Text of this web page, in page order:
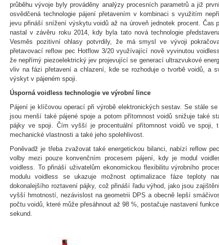
průběhu vývoje byly prováděny analýzy procesních parametrů a již
osvědčená technologie pájení přetavením v kombinaci s využitím
jevu přináší snížení výskytu voidů až na úroveň jednotek procent. Čas
nastal v závěru roku 2014, kdy byla tato nová technologie
Vesměs pozitivní ohlasy potvrdily, že má smysl ve vývoji
přetavovací reflow pec Hotflow 3/20 využívající nově vyvinutou
že nepřímý piezoelektrický jev projevující se generací ultrazvukové
vliv na fázi přetavení a chlazení, kde se rozhoduje o tvorbě voidů, a
výskyt v pájeném spoji.
Úsporná voidless technologie ve výrobní lince
Pájení je klíčovou operací při výrobě elektronických sestav. Se stále
jsou menší také pájené spoje a potom přítomnost voidů snižuje také
pájky ve spoji. Čím vyšší je procentuální přítomnost voidů ve spoji,
mechanické vlastnosti a také jeho spolehlivost.
Poněvadž je třeba zvažovat také energetickou bilanci, nabízí reflow
volby mezi pouze konvenčním procesem pájení, kdy je modul
voidless. To přináší uživatelům ekonomickou flexibilitu výrobního
modulu voidless se ukazuje možnost optimalizace fáze teploty
dokonalejšího roztavení pájky, což přináší řadu výhod, jako jsou
vyšší hmotností, nezávislost na geometrii DPS a obecně lepší
počtu voidů, které může přesáhnout až 98 %, postačuje nastavení
sekund.